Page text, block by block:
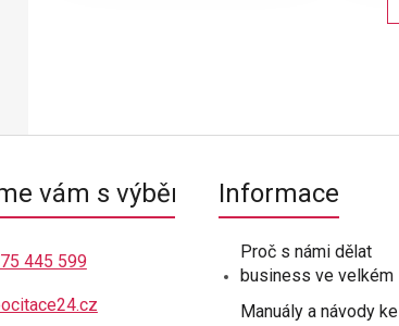
vám s výběrem
445 599
Informace
Proč s námi dělat
business ve velkém
Manuály a návody ke